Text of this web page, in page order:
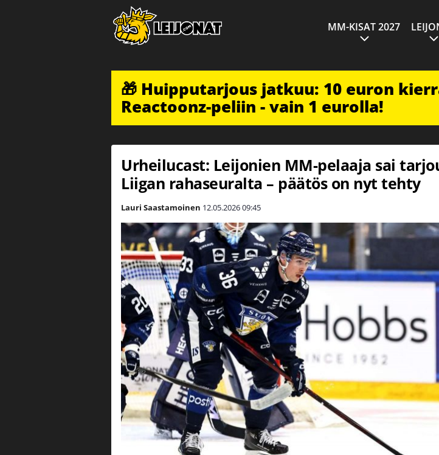
MM-KISAT 2027
🎁 Huipputarjous jatkuu: 10 euron
Reactoonz-peliin - vain 1 eurolla!
Urheilucast: Leijonien MM-pelaaja sai
Liigan rahaseuralta – päätös on nyt tehty
Lauri Saastamoinen 12.05.202609:45